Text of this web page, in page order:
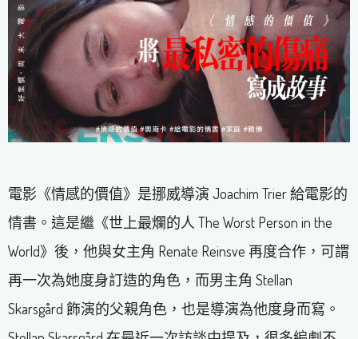
電影《情感的價值》是挪威導演 Joachim Trier 給電影的
情書。這是繼《世上最爛的人 The Worst Person in the
World》後，他與女主角 Renate Reinsve 再度合作，可謂
再一次為她度身訂造的角色，而男主角 Stellan
Skarsgård 飾演的父親角色，也是導演為他度身而寫。